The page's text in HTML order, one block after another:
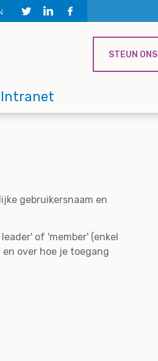
Intranet
STEUN ONS
gebruikersnaam en
of 'member' (enkel
en over hoe je toegang